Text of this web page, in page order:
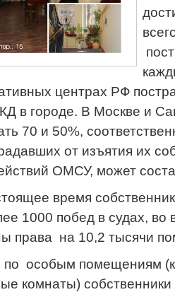
центрах РФ
в городе. В Москве и
70 и 50%,
от изъятия их
ОМСУ, может
время
1000 побед в судах, во
права на 10,2 тысячи
по особым помещениям
комнаты)